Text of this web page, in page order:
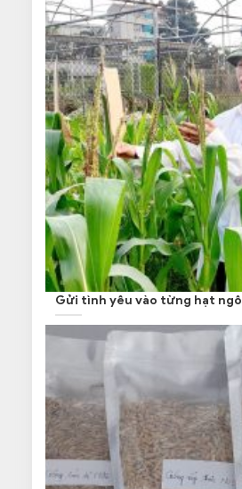
Gửi tình yêu vào từng hạt ngô